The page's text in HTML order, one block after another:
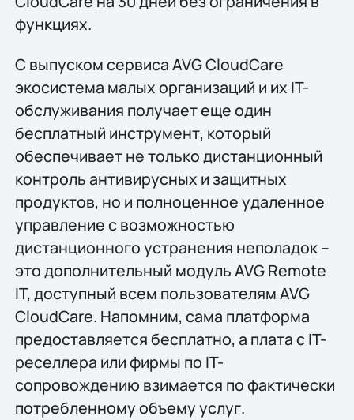
функциях.
С выпуском сервиса AVG CloudCare
экосистема малых организаций и их IT-
обслуживания получает еще один
бесплатный инструмент, который
обеспечивает не только дистанционный
контроль антивирусных и защитных
продуктов, но и полноценное удаленное
управление с возможностью
дистанционного устранения неполадок –
это дополнительный модуль AVG Remote
IT, доступный всем пользователям AVG
CloudCare. Напомним, сама платформа
предоставляется бесплатно, а плата с IT-
реселлера или фирмы по IT-
сопровождению взимается по фактически
потребленному объему услуг.